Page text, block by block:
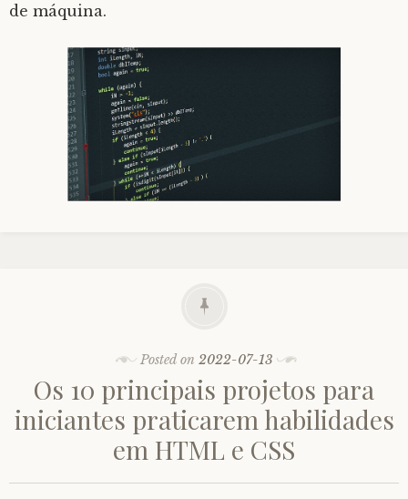
de máquina.
Posted on2022-07-13
Os 10 principais projetos para
iniciantes praticarem habilidades
em HTML e CSS